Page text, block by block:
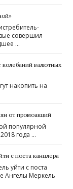
совершил
…
колебаний валютных
накопить на
от промоакций
популярной
года …
с поста канцлера
уйти с поста
Ангелы Меркель